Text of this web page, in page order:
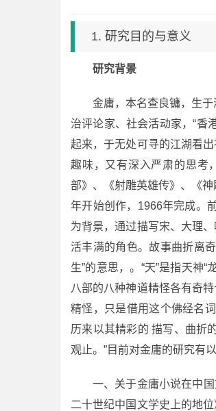
1. 研究目的与意义
研究背景
金庸，本名查良镛，生
治评论家、社会活动家，“香
起来，于无处可寻的江湖看
趣味，又有深入严肃的思考
部》、《射雕英雄传》、《
年开始创作，1966年完成。
为背景，通过描写宋、大理
活丰满的角色。故事曲折离
生”的意思，。“天”是指天神
八部的八种神道精怪各有奇
精怪，只是借用这个佛经名
历来以其精彩的 描写、曲折
观止。”目前对金庸的研究有
一、关于金庸小说在中
二十世纪中国文学史上的地